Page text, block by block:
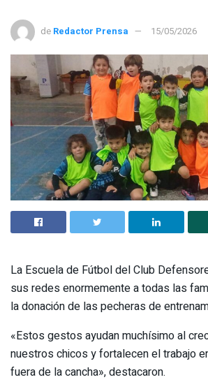
de Redactor Prensa 15/05/2026
La Escuela de Fútbol del Club
sus redes enormemente a todas las
la donación de las pecheras de
«Estos gestos ayudan muchísimo al
nuestros chicos y fortalecen el trabajo
fuera de la cancha», destacaron.